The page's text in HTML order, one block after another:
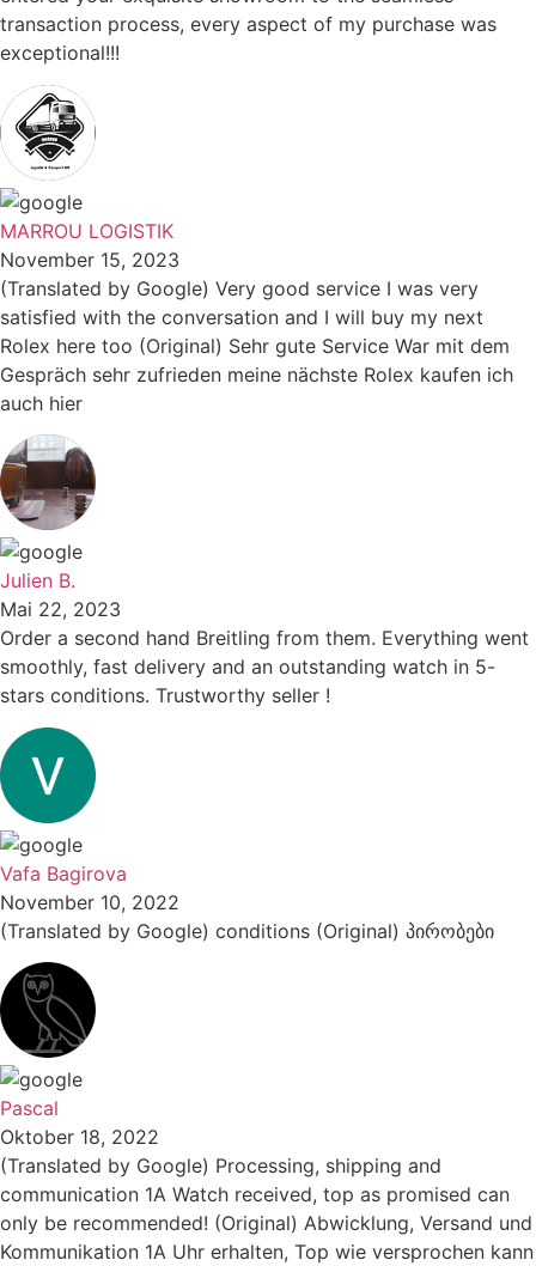
transaction process, every aspect of my purchase was
exceptional!!!
MARROU LOGISTIK
November 15, 2023
(Translated by Google) Very good service I was very
satisfied with the conversation and I will buy my next
Rolex here too (Original) Sehr gute Service War mit dem
Gespräch sehr zufrieden meine nächste Rolex kaufen ich
auch hier
Julien B.
Mai 22, 2023
Order a second hand Breitling from them. Everything went
smoothly, fast delivery and an outstanding watch in 5-
stars conditions. Trustworthy seller !
Vafa Bagirova
November 10, 2022
(Translated by Google) conditions (Original) პირობები
Pascal
Oktober 18, 2022
(Translated by Google) Processing, shipping and
communication 1A Watch received, top as promised can
only be recommended! (Original) Abwicklung, Versand und
Kommunikation 1A Uhr erhalten, Top wie versprochen kann